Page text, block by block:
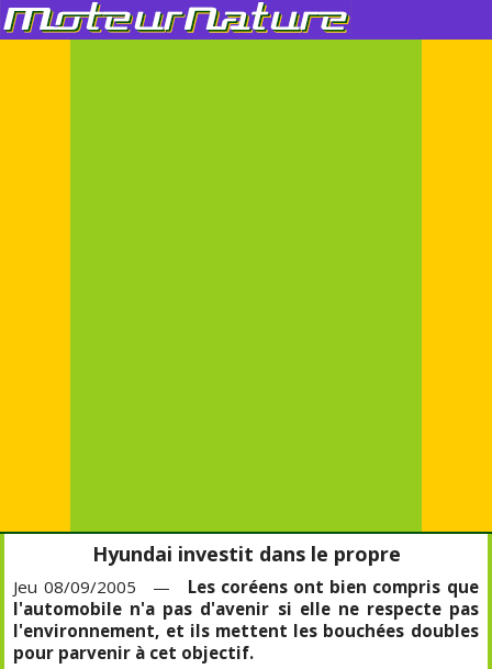
Hyundai investit dans le propre
Jeu 08/09/2005 — Les coréens ont bien compris que
l'automobile n'a pas d'avenir si elle ne respecte pas
l'environnement, et ils mettent les bouchées doubles
pour parvenir à cet objectif.